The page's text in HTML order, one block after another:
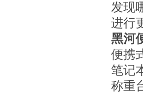
发现
进行
黑河
便携
笔记
称重